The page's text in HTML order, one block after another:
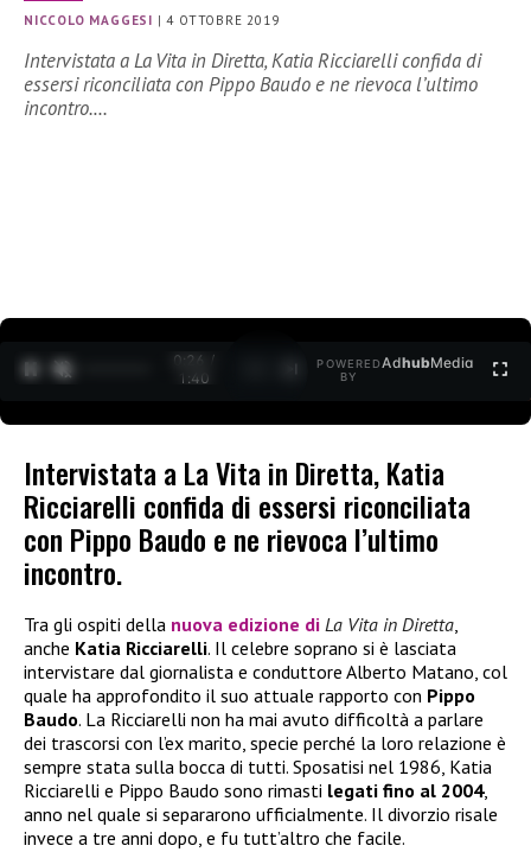
NICCOLO MAGGESI |4 OTTOBRE 2019
Intervistata a La Vita in Diretta, Katia Ricciarelli confida di
essersi riconciliata con Pippo Baudo e ne rievoca l’ultimo
incontro.…
0:27 /
1:40
POWERED
BY
AdhubMedia
Intervistata a La Vita in Diretta, Katia
Ricciarelli confida di essersi riconciliata
con Pippo Baudo e ne rievoca l’ultimo
incontro.
Tra gli ospiti della nuova edizione di La Vita in Diretta,
anche Katia Ricciarelli. Il celebre soprano si è lasciata
intervistare dal giornalista e conduttore Alberto Matano, col
quale ha approfondito il suo attuale rapporto con Pippo
Baudo. La Ricciarelli non ha mai avuto difficoltà a parlare
dei trascorsi con l’ex marito, specie perché la loro relazione è
sempre stata sulla bocca di tutti. Sposatisi nel 1986, Katia
Ricciarelli e Pippo Baudo sono rimasti legati fino al 2004,
anno nel quale si separarono ufficialmente. Il divorzio risale
invece a tre anni dopo, e fu tutt’altro che facile.